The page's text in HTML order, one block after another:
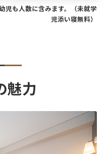
児も人数に含みます。（未就学
児添い寝無料）
魅力